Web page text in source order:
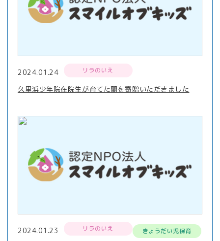
2024.01.24 リラのいえ
久里浜少年院在院生が育てた蘭を寄贈いただきました
2024.01.23 リラのいえ きょうだい児保育